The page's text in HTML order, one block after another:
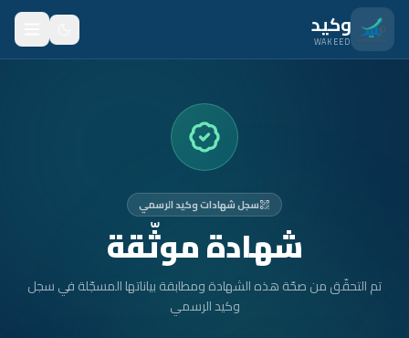
انتقل للمحتوى الرئيسي
وكيد
WAKEED
المتدربون
سجل شهادات وكيد الرسمي
شهادة موثّقة
تم التحقّق من صحّة هذه الشهادة ومطابقة بياناتها المسجّلة في سجل
وكيد الرسمي